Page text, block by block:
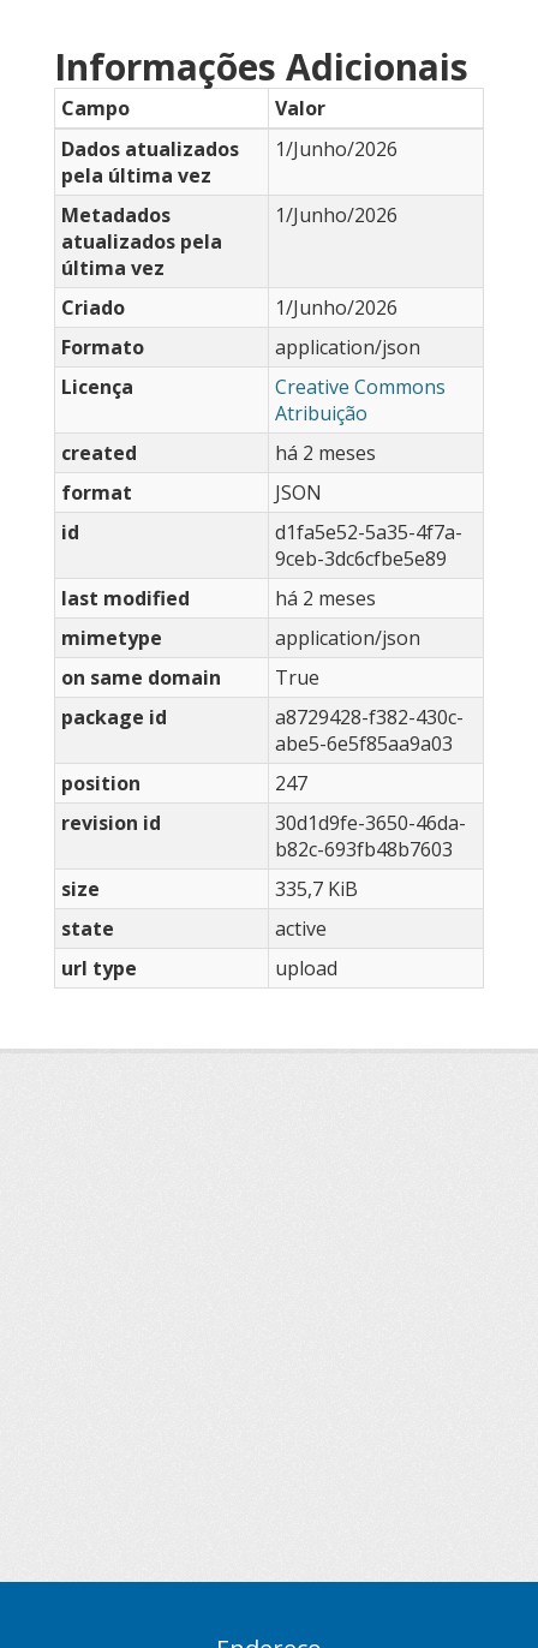
Informações Adicionais
Campo
Valor
Dados atualizados
pela última vez
1/Junho/2026
Metadados
atualizados pela
última vez
1/Junho/2026
Criado
1/Junho/2026
Formato
application/json
Licença
Creative Commons
Atribuição
created
há 2 meses
format
JSON
id
d1fa5e52-5a35-4f7a-
9ceb-3dc6cfbe5e89
last modified
há 2 meses
mimetype
application/json
on same domain
True
package id
a8729428-f382-430c-
abe5-6e5f85aa9a03
position
247
revision id
30d1d9fe-3650-46da-
b82c-693fb48b7603
size
335,7 KiB
state
active
url type
upload